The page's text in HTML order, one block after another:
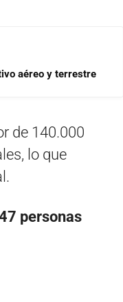
aéreo y terrestre
de 140.000
lo que
personas